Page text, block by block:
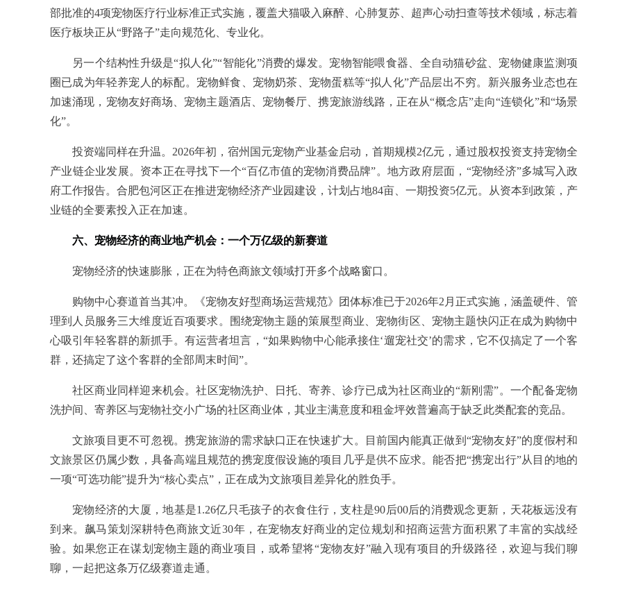
部批准的4项宠物医疗行业标准正式实施，覆盖犬猫吸入麻醉、心肺复苏、超声心动扫查等技术领域，标志着
医疗板块正从“野路子”走向规范化、专业化。
另一个结构性升级是“拟人化”“智能化”消费的爆发。宠物智能喂食器、全自动猫砂盆、宠物健康监测项
圈已成为年轻养宠人的标配。宠物鲜食、宠物奶茶、宠物蛋糕等“拟人化”产品层出不穷。新兴服务业态也在
加速涌现，宠物友好商场、宠物主题酒店、宠物餐厅、携宠旅游线路，正在从“概念店”走向“连锁化”和“场景
化”。
投资端同样在升温。2026年初，宿州国元宠物产业基金启动，首期规模2亿元，通过股权投资支持宠物全
产业链企业发展。资本正在寻找下一个“百亿市值的宠物消费品牌”。地方政府层面，“宠物经济”多城写入政
府工作报告。合肥包河区正在推进宠物经济产业园建设，计划占地84亩、一期投资5亿元。从资本到政策，产
业链的全要素投入正在加速。
六、宠物经济的商业地产机会：一个万亿级的新赛道
宠物经济的快速膨胀，正在为特色商旅文领域打开多个战略窗口。
购物中心赛道首当其冲。《宠物友好型商场运营规范》团体标准已于2026年2月正式实施，涵盖硬件、管
理到人员服务三大维度近百项要求。围绕宠物主题的策展型商业、宠物街区、宠物主题快闪正在成为购物中
心吸引年轻客群的新抓手。有运营者坦言，“如果购物中心能承接住‘遛宠社交’的需求，它不仅搞定了一个客
群，还搞定了这个客群的全部周末时间”。
社区商业同样迎来机会。社区宠物洗护、日托、寄养、诊疗已成为社区商业的“新刚需”。一个配备宠物
洗护间、寄养区与宠物社交小广场的社区商业体，其业主满意度和租金坪效普遍高于缺乏此类配套的竞品。
文旅项目更不可忽视。携宠旅游的需求缺口正在快速扩大。目前国内能真正做到“宠物友好”的度假村和
文旅景区仍属少数，具备高端且规范的携宠度假设施的项目几乎是供不应求。能否把“携宠出行”从目的地的
一项“可选功能”提升为“核心卖点”，正在成为文旅项目差异化的胜负手。
宠物经济的大厦，地基是1.26亿只毛孩子的衣食住行，支柱是90后00后的消费观念更新，天花板远没有
到来。飙马策划深耕特色商旅文近30年，在宠物友好商业的定位规划和招商运营方面积累了丰富的实战经
验。如果您正在谋划宠物主题的商业项目，或希望将“宠物友好”融入现有项目的升级路径，欢迎与我们聊
聊，一起把这条万亿级赛道走通。